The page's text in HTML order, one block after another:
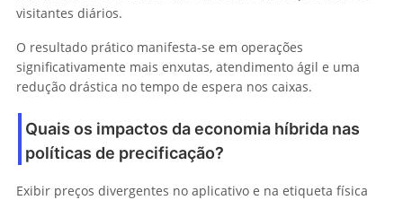
visitantes diários.
O resultado prático manifesta-se em operações
significativamente mais enxutas, atendimento ágil e uma
redução drástica no tempo de espera nos caixas.
Quais os impactos da economia híbrida nas
políticas de precificação?
Exibir preços divergentes no aplicativo e na etiqueta física